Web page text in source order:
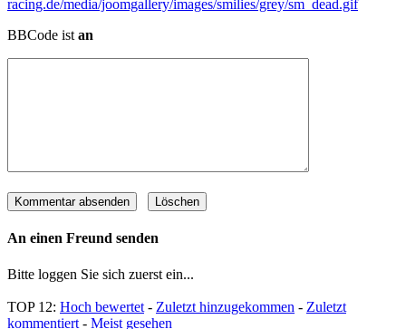
BBCode ist an
An einen Freund senden
Bitte loggen Sie sich zuerst ein...
TOP 12: Hoch bewertet - Zuletzt hinzugekommen - Zuletzt
kommentiert - Meist gesehen